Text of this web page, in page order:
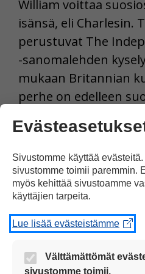
William voittaa
isänsä, eli Charlesin.
perustuvat The
-sanomalehden
mukaan Britannian
perhe on edelleen
suosituin poliitikko
David Cameron.
Tulosta uutinen
Jaa Facebookissa
Sivustomme käyttää
sivustomme toimii paremmin.
myös kehittää sivustoamme
käyttäjien tarpeita.
Lue lisää evästeistämme
Välttämättömät
sivustomme toimii.